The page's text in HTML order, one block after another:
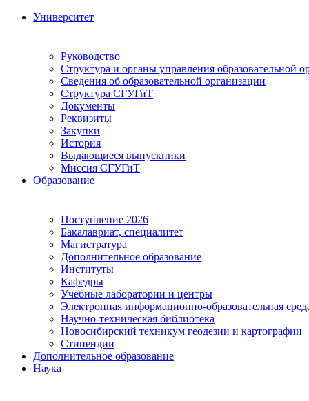
Университет
Руководство
Структура и органы управления образовательной
Сведения об образовательной организации
Структура СГУГиТ
Документы
Реквизиты
Закупки
История
Выдающиеся выпускники
Миссия СГУГиТ
Образование
Поступление 2026
Бакалавриат, специалитет
Магистратура
Дополнительное образование
Институты
Кафедры
Учебные лаборатории и центры
Электронная информационно-образовательная
Научно-техническая библиотека
Новосибирский техникум геодезии и картографии
Стипендии
Дополнительное образование
Наука